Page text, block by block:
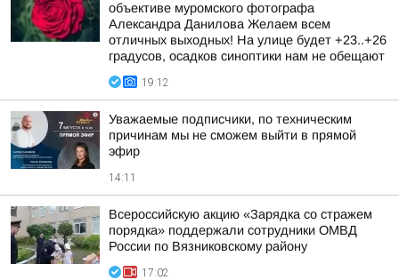
объективе муромского фотографа
Александра Данилова Желаем всем
отличных выходных! На улице будет +23..+26
градусов, осадков синоптики нам не обещают
19:12
Уважаемые подписчики, по техническим
причинам мы не сможем выйти в прямой
эфир
14:11
Всероссийскую акцию «Зарядка со стражем
порядка» поддержали сотрудники ОМВД
России по Вязниковскому району
17:02